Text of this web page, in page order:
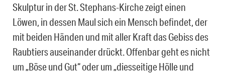
Skulptur in der St. Stephans-Kirche zeigt einen
Löwen, in dessen Maul sich ein Mensch befindet, der
mit beiden Händen und mit aller Kraft das Gebiss des
Raubtiers auseinander drückt. Offenbar geht es nicht
um „Böse und Gut“ oder um „diesseitige Hölle und